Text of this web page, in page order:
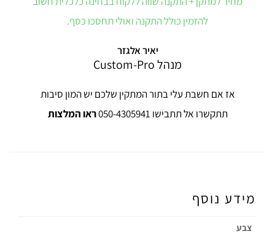
להזמין כולל התקנה ואולי תחסכו כסף.
יאיר אלגזר
מנהל Custom-Pro
אז אם חשבת עלי בתור המתקין שלכם יש המון סיבות
תתקשרו אל תתבישו 050-4305941
ראו המלצות
מידע נוסף
צבע